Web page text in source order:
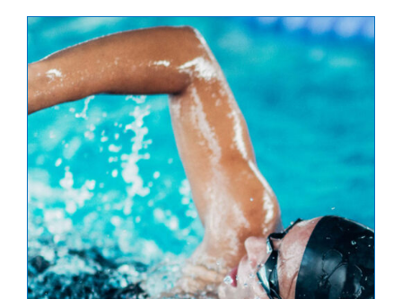
mehrere
Varianten
auf.
Die
Optionen
können
auf
der
Produktseite
gewählt
werden